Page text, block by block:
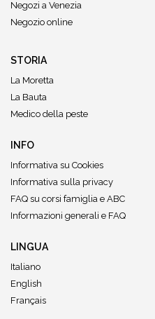
Negozi a Venezia
Negozio online
STORIA
La Moretta
La Bauta
Medico della peste
INFO
Informativa su Cookies
Informativa sulla privacy
FAQ su corsi famiglia e ABC
Informazioni generali e FAQ
LINGUA
Italiano
English
Français